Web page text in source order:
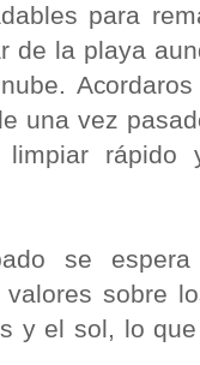
para
de la playa
una vez
limpiar
se
valores sobre
y el sol, lo